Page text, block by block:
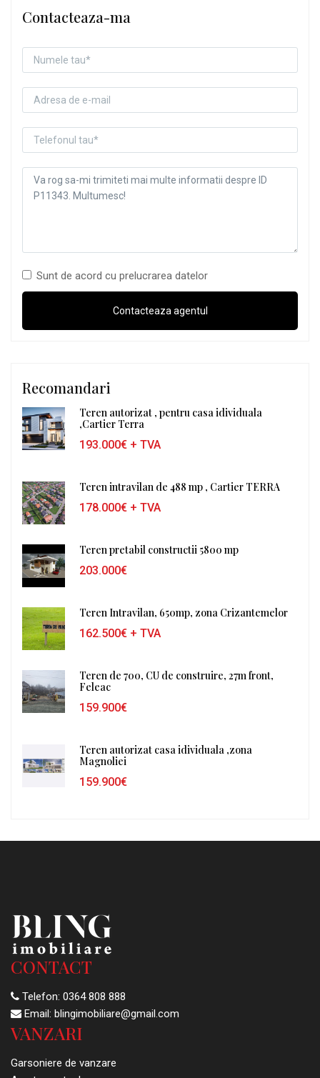
Contacteaza-ma
Sunt de acord cu prelucrarea datelor
Recomandari
Teren autorizat , pentru casa idividuala
,Cartier Terra
193.000€ + TVA
Teren intravilan de 488 mp , Cartier TERRA
178.000€ + TVA
Teren pretabil constructii 5800 mp
203.000€
Teren Intravilan, 650mp, zona Crizantemelor
162.500€ + TVA
Teren de 700, CU de construire, 27m front,
Feleac
159.900€
Teren autorizat casa idividuala ,zona
Magnoliei
159.900€
CONTACT
Telefon: 0364 808 888
Email: blingimobiliare@gmail.com
VANZARI
Garsoniere de vanzare